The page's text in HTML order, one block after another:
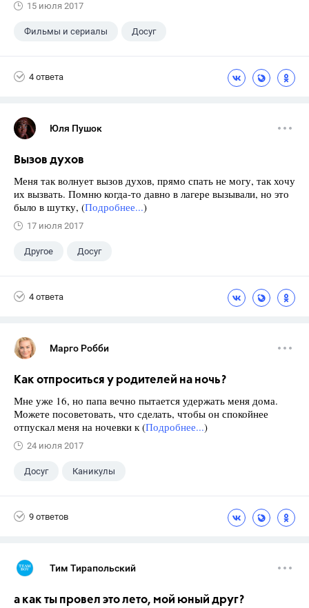
15 июля 2017
Фильмы и сериалы Досуг
4 ответа
Юля Пушок
Вызов духов
Меня так волнует вызов духов, прямо спать не могу, так хочу
их вызвать. Помню когда-то давно в лагере вызывали, но это
было в шутку, (Подробнее...)
17 июля 2017
Другое Досуг
4 ответа
Марго Робби
Как отпроситься у родителей на ночь?
Мне уже 16, но папа вечно пытается удержать меня дома.
Можете посоветовать, что сделать, чтобы он спокойнее
отпускал меня на ночевки к (Подробнее...)
24 июля 2017
Досуг Каникулы
9 ответов
Тим Тирапольский
а как ты провел это лето, мой юный друг?